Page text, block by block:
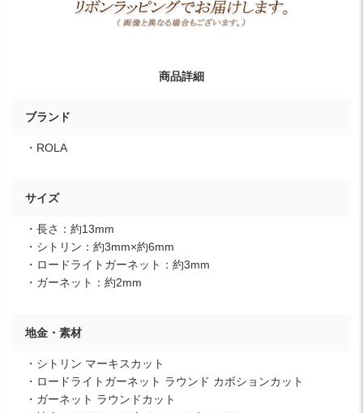
商品詳細
ブランド
・ROLA
サイズ
・長さ：約13mm
・シトリン：約3mm×約6mm
・ロードライトガーネット：約3mm
・ガーネット：約2mm
地金・素材
・シトリン マーキスカット
・ロードライトガーネット ラウンド カボションカット
・ガーネット ラウンドカット